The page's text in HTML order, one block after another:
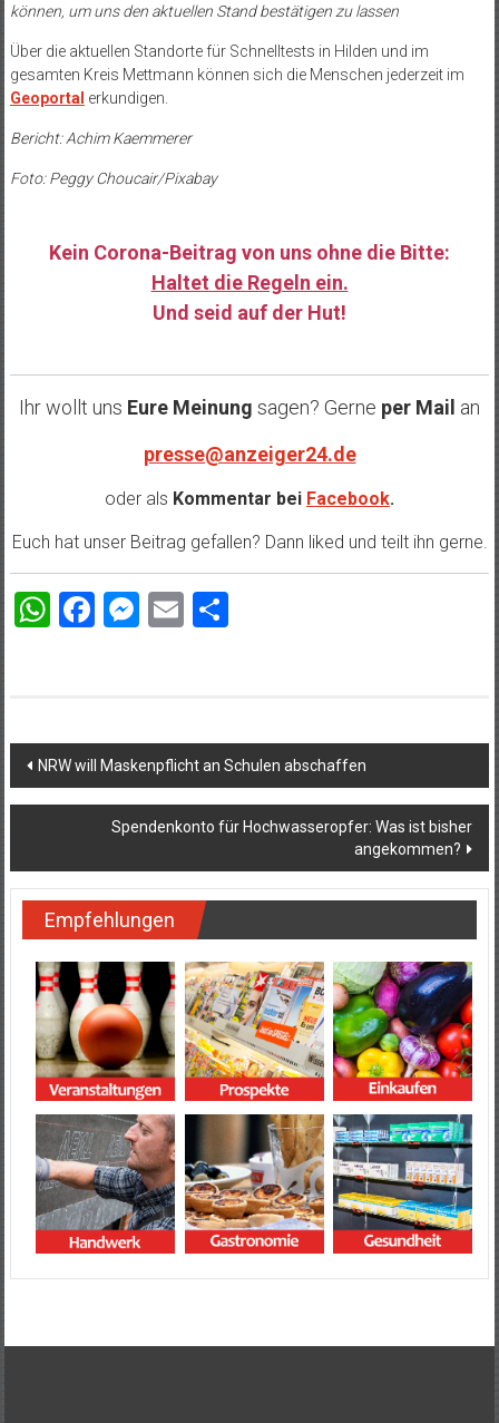
können, um uns den aktuellen Stand bestätigen zu lassen
Über die aktuellen Standorte für Schnelltests in Hilden und im
gesamten Kreis Mettmann können sich die Menschen jederzeit im
Geoportal erkundigen.
Bericht: Achim Kaemmerer
Foto: Peggy Choucair/Pixabay
Kein Corona-Beitrag von uns ohne die Bitte:
Haltet die Regeln ein.
Und seid auf der Hut!
Ihr wollt uns Eure Meinung sagen? Gerne per Mail an
presse@anzeiger24.de
oder als Kommentar bei Facebook.
Euch hat unser Beitrag gefallen? Dann liked und teilt ihn gerne.
WhatsApp
Facebook
Messenger
EmailTeilen
Beitragsnavigation
NRW will Maskenpflicht an Schulen abschaffen
Spendenkonto für Hochwasseropfer: Was ist bisher
angekommen?
Empfehlungen